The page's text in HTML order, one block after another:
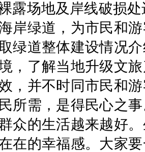
露场地及岸线破损
岸绿道，为市民和
绿道整体建设情况
，了解当地升级文
，并不时同市民和
所需，是得民心之
众的生活越来越好
在的幸福感。大家